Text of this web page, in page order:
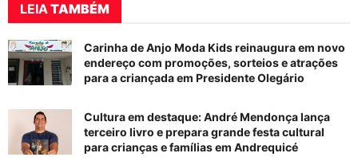
LEIATAMBÉM
Carinha de Anjo Moda Kids reinaugura em novo
endereço com promoções, sorteios e atrações
para a criançada em Presidente Olegário
Cultura em destaque: André Mendonça lança
terceiro livro e prepara grande festa cultural
para crianças e famílias em Andrequicé